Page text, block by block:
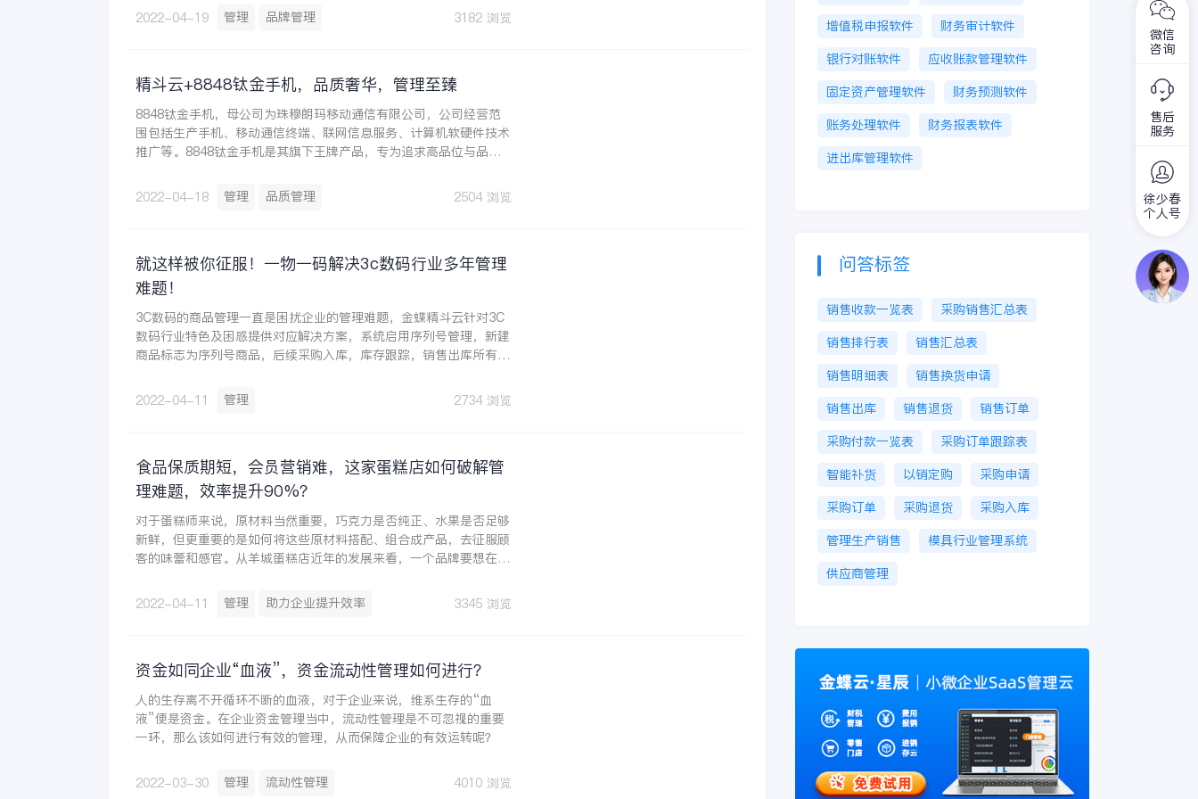
2022-04-19
管理 品牌管理 3182 浏览
精斗云+8848钛金手机，品质奢华，管理至臻
8848钛金手机，母公司为珠穆朗玛移动通信有限公司，公司经营范
围包括生产手机、移动通信终端、联网信息服务、计算机软硬件技术
推广等。8848钛金手机是其旗下王牌产品，专为追求高品位与品质
关注。
2022-04-18 管理 品质管理 2504 浏览
就这样被你征服！一物一码解决3c数码行业多年管理
难题！
3C数码的商品管理一直是困扰企业的管理难题，金蝶精斗云针对3C
数码行业特色及困惑提供对应解决方案，系统启用序列号管理，新建
商品标志为序列号商品，后续采购入库，库存跟踪，销售出库所有环
营销、财务等管理环节的一站式解决方案。
2022-04-11 管理 2734 浏览
食品保质期短，会员营销难，这家蛋糕店如何破解管
理难题，效率提升90%？
对于蛋糕师来说，原材料当然重要，巧克力是否纯正、水果是否足够
新鲜，但更重要的是如何将这些原材料搭配、组合成产品，去征服顾
客的味蕾和感官。从羊城蛋糕店近年的发展来看，一个品牌要想在红
2022-04-11
管理 助力企业提升效率 3345 浏览
资金如同企业“血液”，资金流动性管理如何进行？
人的生存离不开循环不断的血液，对于企业来说，维系生存的“血
液”便是资金。在企业资金管理当中，流动性管理是不可忽视的重要
一环，那么该如何进行有效的管理，从而保障企业的有效运转呢？
2022-03-30 管理 流动性管理 4010 浏览
增值税申报软件
财务审计软件
银行对账软件
应收账款管理软件
固定资产管理软件
财务预测软件
账务处理软件
财务报表软件
进出库管理软件
问答标签
销售收款一览表
采购销售汇总表
销售排行表
销售汇总表
销售明细表
销售换货申请
销售出库
销售退货
销售订单
采购付款一览表
采购订单跟踪表
智能补货
以销定购
采购申请
采购订单
采购退货
采购入库
管理生产销售
模具行业管理系统
供应商管理
微信
咨询
售后
服务
徐少春
个人号